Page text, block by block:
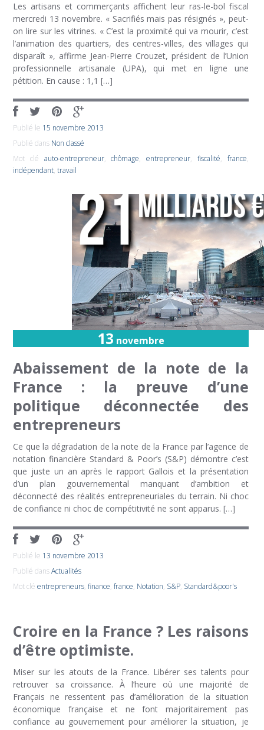
Les artisans et commerçants affichent leur ras-le-bol fiscal
mercredi 13 novembre. « Sacrifiés mais pas résignés », peut-
on lire sur les vitrines. « C’est la proximité qui va mourir, c’est
l’animation des quartiers, des centres-villes, des villages qui
disparaît », affirme Jean-Pierre Crouzet, président de l’Union
professionnelle artisanale (UPA), qui met en ligne une
pétition. En cause : 1,1 […]
Publié le 15 novembre 2013
Publié dans Non classé
Mot clé auto-entrepreneur,chômage,entrepreneur, fiscalité, france,
indépendant,travail
13 novembre
Abaissement de la note de la
France : la preuve d’une
politique déconnectée des
entrepreneurs
Ce que la dégradation de la note de la France par l’agence de
notation financière Standard & Poor’s (S&P) démontre c’est
que juste un an après le rapport Gallois et la présentation
d’un plan gouvernemental manquant d’ambition et
déconnecté des réalités entrepreneuriales du terrain. Ni choc
de confiance ni choc de compétitivité ne sont apparus. […]
Publié le 13 novembre 2013
Publié dansActualités
Mot cléentrepreneurs,finance,france, Notation, S&P, Standard&poor's
Croire en la France ? Les raisons
d’être optimiste.
Miser sur les atouts de la France. Libérer ses talents pour
retrouver sa croissance. À l’heure où une majorité de
Français ne ressentent pas d’amélioration de la situation
économique française et ne font majoritairement pas
confiance au gouvernement pour améliorer la situation, je